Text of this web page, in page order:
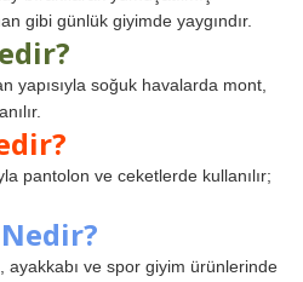
gibi günlük giyimde yaygındır.
yapısıyla soğuk havalarda mont,
pantolon ve ceketlerde kullanılır;
ayakkabı ve spor giyim ürünlerinde